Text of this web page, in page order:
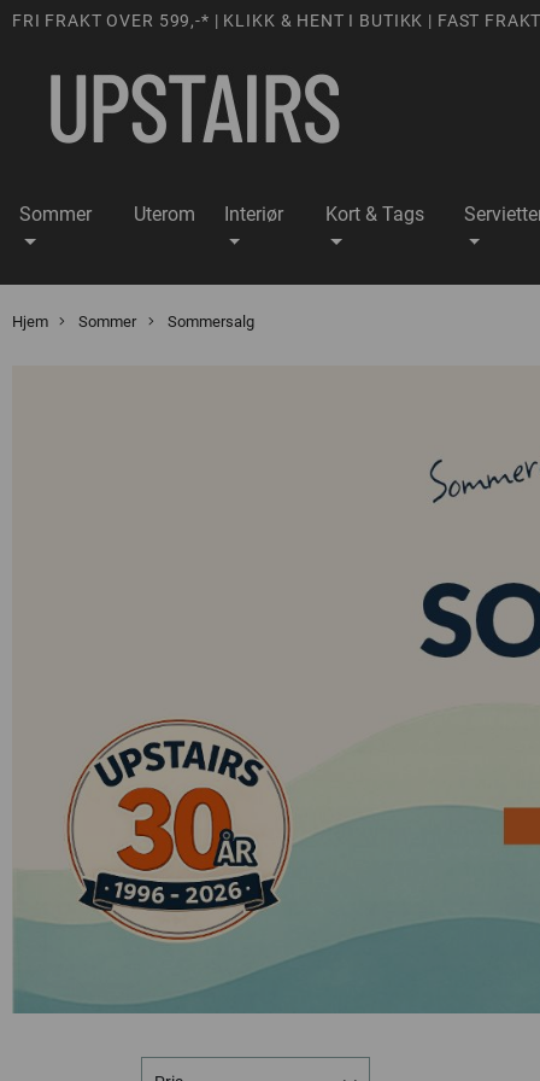
FRI FRAKT OVER 599,-* | KLIKK & HENT I BUTIKK | FAST
Sommer Uterom Interiør Kort & Tags
Hjem Sommer Sommersalg